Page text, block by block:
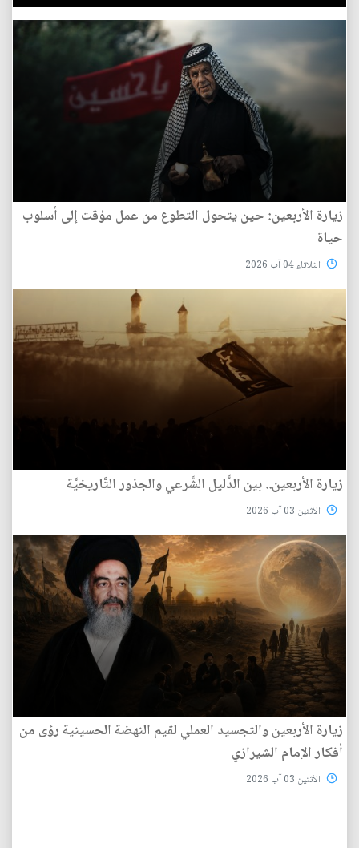
زيارة الأربعين: حين يتحول التطوع من عمل مؤقت إلى أسلوب
حياة
الثلاثاء 04 آب 2026
زيارة الأربعين.. بين الدَّليل الشَّرعي والجذور التَّاريخيَّة
الأثنين 03 آب 2026
زيارة الأربعين والتجسيد العملي لقيم النهضة الحسينية رؤى من
أفكار الإمام الشيرازي
الأثنين 03 آب 2026